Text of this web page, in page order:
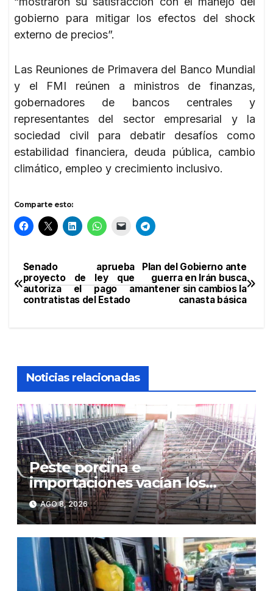
gobierno para mitigar los efectos del shock
externo de precios”.
Las Reuniones de Primavera del Banco Mundial
y el FMI reúnen a ministros de finanzas,
gobernadores de bancos centrales y
representantes del sector empresarial y la
sociedad civil para debatir desafíos como
estabilidad financiera, deuda pública, cambio
climático, empleo y crecimiento inclusivo.
Comparte esto:
Navegación
de
Plan del Gobierno ante
guerra en Irán busca
mantener sin cambios la
canasta básica
Senado aprueba
proyecto de ley que
autoriza el pago a
contratistas del Estado
Noticias relacionadas
Peste porcina e
importaciones vacían los
corrales de Monte Adentro en
Licey
AGO 8, 2026